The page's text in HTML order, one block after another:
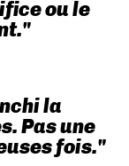
ou le
la
Pas une
fois."